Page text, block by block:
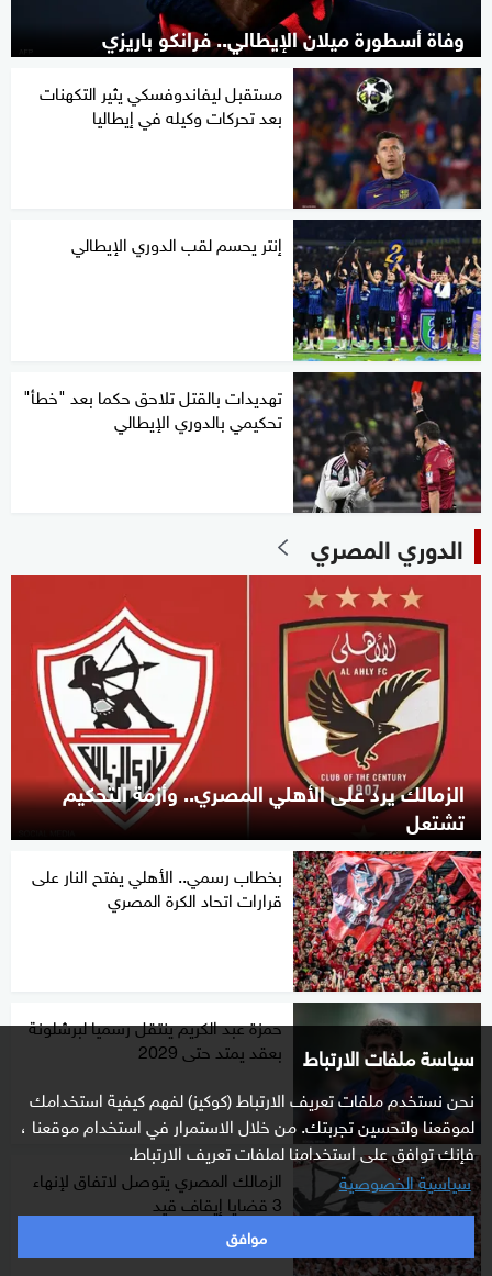
سياسة ملفات الارتباط
نحن نستخدم ملفات تعريف الارتباط (كوكيز) لفهم كيفية استخدامك
لموقعنا ولتحسين تجربتك. من خلال الاستمرار في استخدام موقعنا ،
فإنك توافق على استخدامنا لملفات تعريف الارتباط.
سياسية الخصوصية
موافق
وفاة أسطورة ميلان الإيطالي.. فرانكو باريزي
مستقبل ليفاندوفسكي يثير التكهنات
بعد تحركات وكيله في إيطاليا
إنتر يحسم لقب الدوري الإيطالي
تهديدات بالقتل تلاحق حكما بعد "خطأ"
تحكيمي بالدوري الإيطالي
الدوري المصري
الزمالك يرد على الأهلي المصري.. وأزمة التحكيم
تشتعل
بخطاب رسمي.. الأهلي يفتح النار على
قرارات اتحاد الكرة المصري
حمزة عبد الكريم ينتقل رسميا لبرشلونة
بعقد يمتد حتى 2029
الزمالك المصري يتوصل لاتفاق لإنهاء
3 قضايا إيقاف قيد